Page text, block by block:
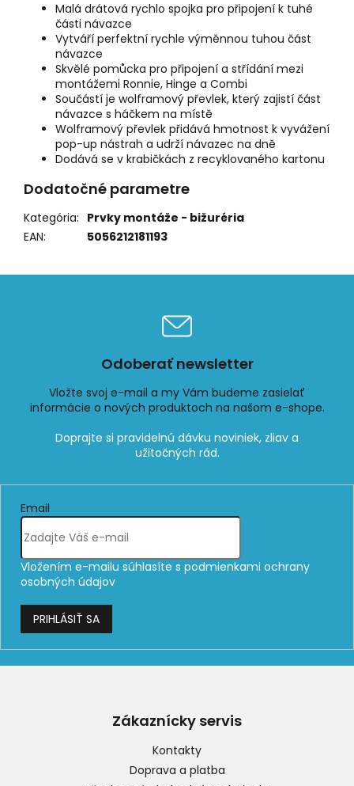
Malá drátová rychlo spojka pro připojení k tuhé
části návazce
Vytváří perfektní rychle výměnnou tuhou část
návazce
Skvělé pomůcka pro připojení a střídání mezi
montážemi Ronnie, Hinge a Combi
Součástí je wolframový převlek, který zajistí část
návazce s háčkem na místě
Wolframový převlek přidává hmotnost k vyvážení
pop-up nástrah a udrží návazec na dně
Dodává se v krabičkách z recyklovaného kartonu
Dodatočné parametre
Kategória: Prvky montáže - bižuréria
EAN: 5056212181193
Odoberať newsletter
Vložte svoj e-mail a my Vám budeme zasielať
informácie o nových produktoch na našom e-shope.
Email
Vložením e-mailu súhlasíte s podmienkami ochrany
osobných údajov
PRIHLÁSIŤ SA
Zákaznícky servis
Kontakty
Doprava a platba